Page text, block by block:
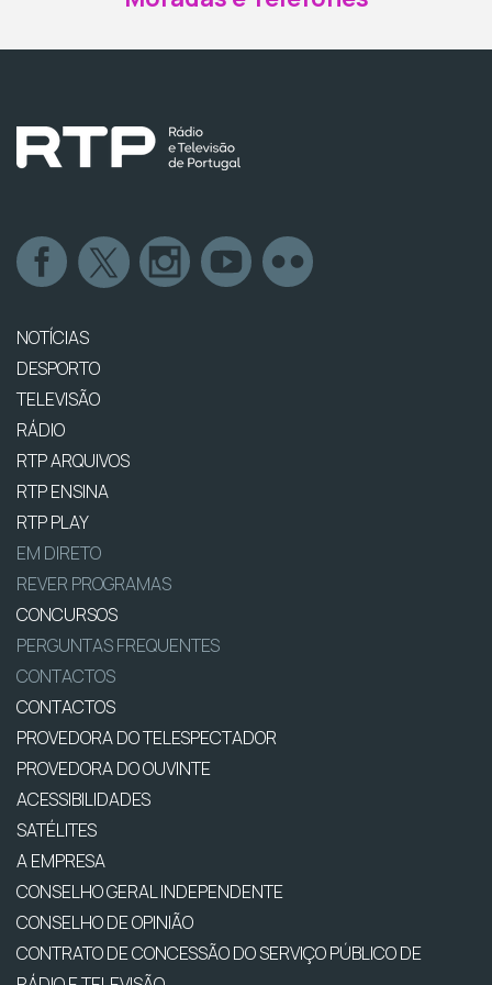
NOTÍCIAS
DESPORTO
TELEVISÃO
RÁDIO
RTP ARQUIVOS
RTP ENSINA
RTP PLAY
EM DIRETO
REVER PROGRAMAS
CONCURSOS
PERGUNTAS FREQUENTES
CONTACTOS
CONTACTOS
PROVEDORA DO TELESPECTADOR
PROVEDORA DO OUVINTE
ACESSIBILIDADES
SATÉLITES
A EMPRESA
CONSELHO GERAL INDEPENDENTE
CONSELHO DE OPINIÃO
CONTRATO DE CONCESSÃO DO SERVIÇO PÚBLICO DE